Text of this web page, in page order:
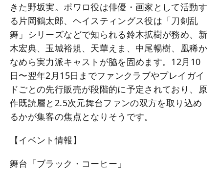
きた野坂実。ポワロ役は俳優・画家として活動す
る片岡鶴太郎、ヘイスティングス役は「刀剣乱
舞」シリーズなどで知られる鈴木拡樹が務め、新
木宏典、玉城裕規、天華えま、中尾暢樹、凰稀か
なめら実力派キャストが脇を固めます。12月10
日〜翌年2月15日までファンクラブやプレイガイ
ドごとの先行販売が段階的に予定されており、原
作既読層と2.5次元舞台ファンの双方を取り込め
るかが集客の焦点となりそうです。
【イベント情報】
舞台「ブラック・コーヒー」